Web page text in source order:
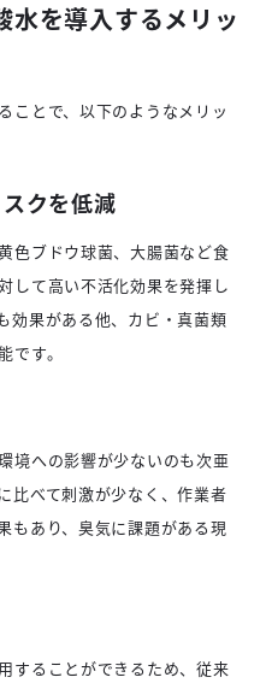
水を導入するメリッ
ことで、以下のようなメリッ
クを低減
色ブドウ球菌、大腸菌など食
して高い不活化効果を発揮し
効果がある他、カビ・真菌類
です。
境への影響が少ないのも次亜
比べて刺激が少なく、作業者
もあり、臭気に課題がある現
することができるため、従来